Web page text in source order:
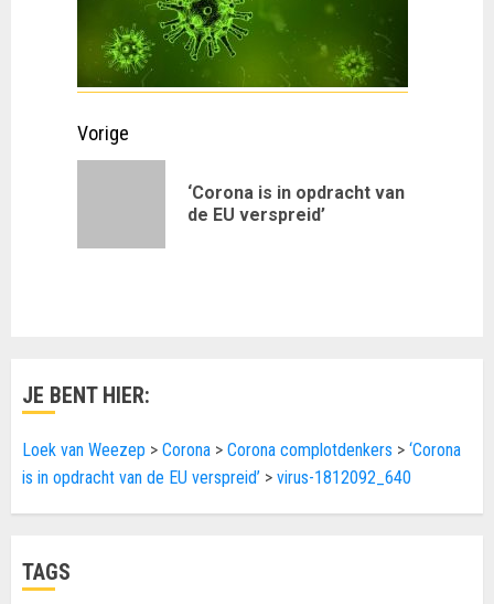
Doorgaan
Vorige
‘Corona is in opdracht van
de EU verspreid’
JE BENT HIER:
Loek van Weezep > Corona > Corona complotdenkers > ‘Corona
is in opdracht van de EU verspreid’ > virus-1812092_640
TAGS